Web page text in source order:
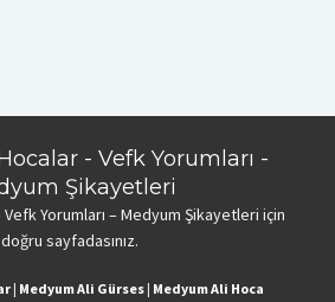
- Vefk Yorumları -
Şikayetleri
Yorumları – Medyum Şikayetleri için
doğru sayfadasınız.
| Medyum Ali Gürses| Medyum Ali Hoca